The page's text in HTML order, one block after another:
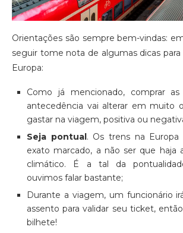
Orientações são sempre bem-vindas:
seguir tome nota de algumas dicas
Europa:
Como já mencionado, comprar
antecedência vai alterar em muito
gastar na viagem, positiva ou
Seja pontual. Os trens na Europa
exato marcado, a não ser que haja
climático. É a tal da
ouvimos falar bastante;
Durante a viagem, um funcionário
assento para validar seu ticket,
bilhete!